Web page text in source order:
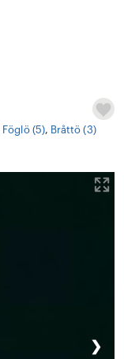
Föglö (5), Bråttö (3)
❯